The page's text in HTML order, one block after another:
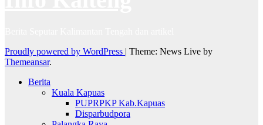
Proudly powered by WordPress | Theme: News Live by
Themeansar.
Berita
Kuala Kapuas
PUPRPKP Kab.Kapuas
Disparbudpora